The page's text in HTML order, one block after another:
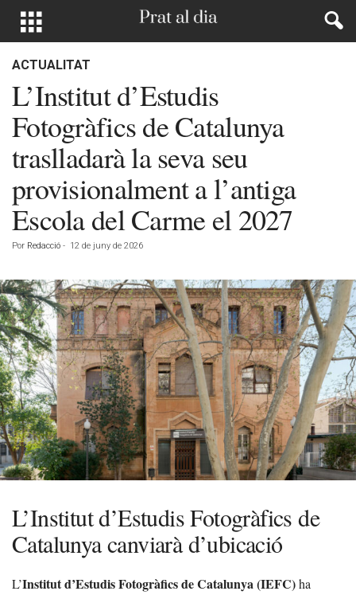
ACTUALITAT
L’Institut d’Estudis
Fotogràfics de Catalunya
traslladarà la seva seu
provisionalment a l’antiga
Escola del Carme el 2027
Por Redacció - 12 de juny de 2026
L’Institut d’Estudis Fotogràfics de
Catalunya canviarà d’ubicació
L’Institut d’Estudis Fotogràfics de Catalunya (IEFC)ha